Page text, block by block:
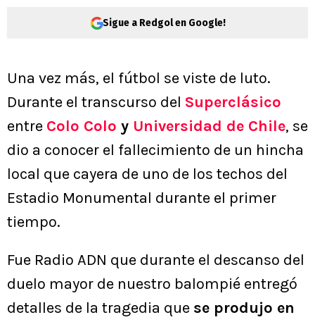
Sigue a Redgol en Google!
Una vez más, el fútbol se viste de luto.
Durante el transcurso del Superclásico
entre Colo Colo y Universidad de Chile, se
dio a conocer el fallecimiento de un hincha
local que cayera de uno de los techos del
Estadio Monumental durante el primer
tiempo.
Fue Radio ADN que durante el descanso del
duelo mayor de nuestro balompié entregó
detalles de la tragedia que se produjo en